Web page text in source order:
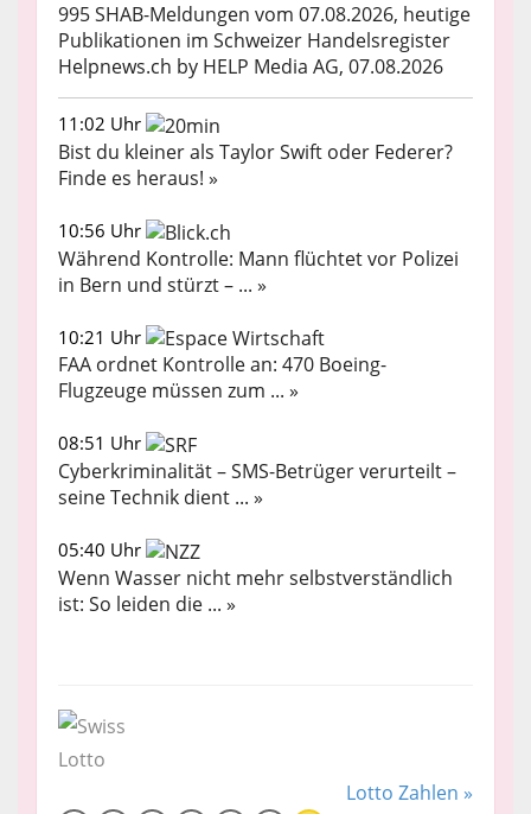
995 SHAB-Meldungen vom 07.08.2026, heutige
Publikationen im Schweizer Handelsregister
Helpnews.ch by HELP Media AG, 07.08.2026
11:02 Uhr
Bist du kleiner als Taylor Swift oder Federer?
Finde es heraus! »
10:56 Uhr
Während Kontrolle: Mann flüchtet vor Polizei
in Bern und stürzt – ... »
10:21 Uhr
FAA ordnet Kontrolle an: 470 Boeing-
Flugzeuge müssen zum ... »
08:51 Uhr
Cyberkriminalität – SMS-Betrüger verurteilt –
seine Technik dient ... »
05:40 Uhr
Wenn Wasser nicht mehr selbstverständlich
ist: So leiden die ... »
Lotto Zahlen »